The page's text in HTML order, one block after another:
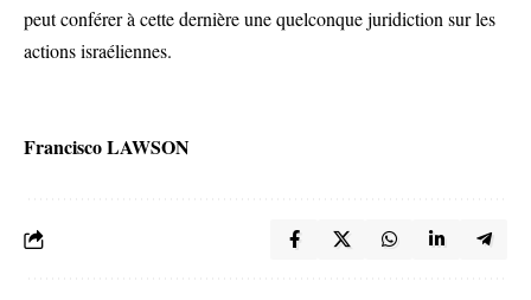
peut conférer à cette dernière une quelconque juridiction sur les
actions israéliennes.
Francisco LAWSON